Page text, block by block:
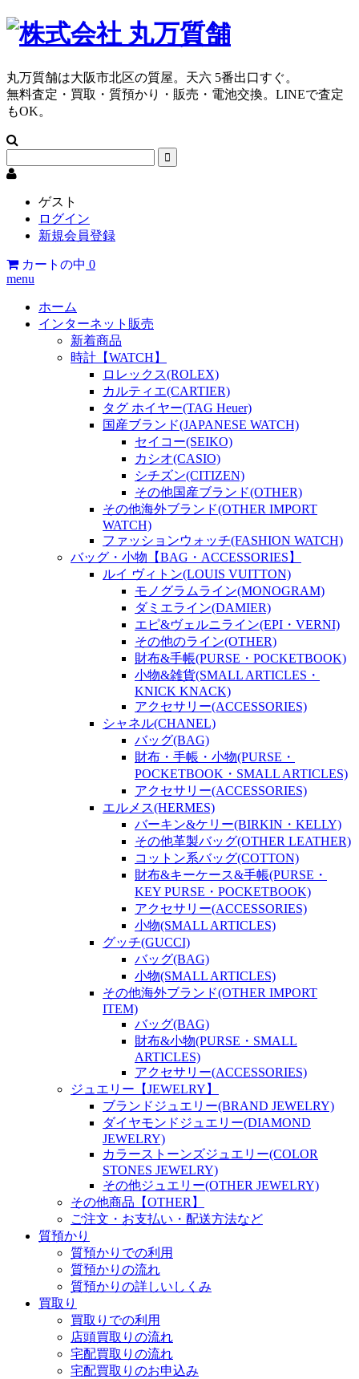
丸万質舗は大阪市北区の質屋。天六 5番出口すぐ。
無料査定・買取・質預かり・販売・電池交換。LINEで査定
もOK。
ゲスト
ログイン
新規会員登録
カートの中 0
menu
ホーム
インターネット販売
新着商品
時計【WATCH】
ロレックス(ROLEX)
カルティエ(CARTIER)
タグ ホイヤー(TAG Heuer)
国産ブランド(JAPANESE WATCH)
セイコー(SEIKO)
カシオ(CASIO)
シチズン(CITIZEN)
その他国産ブランド(OTHER)
その他海外ブランド(OTHER IMPORT
WATCH)
ファッションウォッチ(FASHION WATCH)
バッグ・小物【BAG・ACCESSORIES】
ルイ ヴィトン(LOUIS VUITTON)
モノグラムライン(MONOGRAM)
ダミエライン(DAMIER)
エピ&ヴェルニライン(EPI・VERNI)
その他のライン(OTHER)
財布&手帳(PURSE・POCKETBOOK)
小物&雑貨(SMALL ARTICLES・
KNICK KNACK)
アクセサリー(ACCESSORIES)
シャネル(CHANEL)
バッグ(BAG)
財布・手帳・小物(PURSE・
POCKETBOOK・SMALL ARTICLES)
アクセサリー(ACCESSORIES)
エルメス(HERMES)
バーキン&ケリー(BIRKIN・KELLY)
その他革製バッグ(OTHER LEATHER)
コットン系バッグ(COTTON)
財布&キーケース&手帳(PURSE・
KEY PURSE・POCKETBOOK)
アクセサリー(ACCESSORIES)
小物(SMALL ARTICLES)
グッチ(GUCCI)
バッグ(BAG)
小物(SMALL ARTICLES)
その他海外ブランド(OTHER IMPORT
ITEM)
バッグ(BAG)
財布&小物(PURSE・SMALL
ARTICLES)
アクセサリー(ACCESSORIES)
ジュエリー【JEWELRY】
ブランドジュエリー(BRAND JEWELRY)
ダイヤモンドジュエリー(DIAMOND
JEWELRY)
カラーストーンズジュエリー(COLOR
STONES JEWELRY)
その他ジュエリー(OTHER JEWELRY)
その他商品【OTHER】
ご注文・お支払い・配送方法など
質預かり
質預かりでの利用
質預かりの流れ
質預かりの詳しいしくみ
買取り
買取りでの利用
店頭買取りの流れ
宅配買取りの流れ
宅配買取りのお申込み